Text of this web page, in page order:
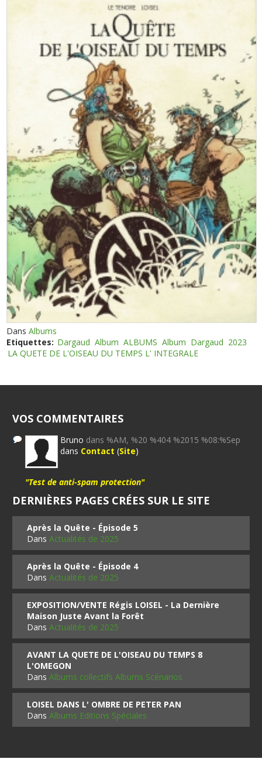
DansAlbums
Etiquettes: Dargaud Album ALBUMS Album Dargaud 2023
LA QUETE DE L'OISEAU DU TEMPS L' INTEGRALE
VOS COMMENTAIRES
Bruno dans %AM, %20 %404 %2015 %08:%Sep
dans Contact (Site)
"Test de anti-spam protection"
DERNIÈRES PAGES CRÉES SUR LE SITE
Après la Quête - Épisode 5
DansActualités de 2025
Après la Quête - Épisode 4
DansActualités de 2025
EXPOSITION/VENTE Régis LOISEL - La Dernière
Maison Juste Avant la Forêt
DansActualités de 2025
AVANT LA QUETE DE L'OISEAU DU TEMPS 8
L'OMEGON
DansAlbums collectifs Albums Scénarios
LOISEL DANS L' OMBRE DE PETER PAN
DansAlbums Editions Spéciales